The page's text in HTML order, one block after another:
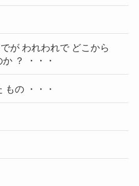
が われわれで どこから
？ ・・・
もの ・・・